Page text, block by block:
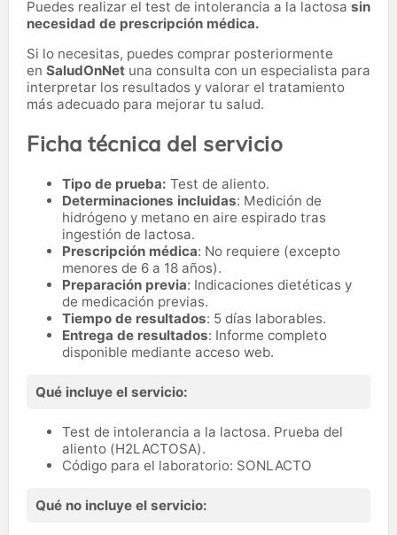
Puedes realizar el test de intolerancia a la lactosa sin
necesidad de prescripción médica.
Si lo necesitas, puedes comprar posteriormente
en SaludOnNet una consulta con un especialista para
interpretar los resultados y valorar el tratamiento
más adecuado para mejorar tu salud.
Ficha técnica del servicio
Tipo de prueba: Test de aliento.
Determinaciones incluidas: Medición de
hidrógeno y metano en aire espirado tras
ingestión de lactosa.
Prescripción médica: No requiere (excepto
menores de 6 a 18 años).
Preparación previa: Indicaciones dietéticas y
de medicación previas.
Tiempo de resultados: 5 días laborables.
Entrega de resultados: Informe completo
disponible mediante acceso web.
Qué incluye el servicio:
Test de intolerancia a la lactosa. Prueba del
aliento (H2LACTOSA).
Código para el laboratorio: SONLACTO
Qué no incluye el servicio: